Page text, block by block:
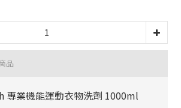
品
專業機能運動衣物洗劑 1000ml